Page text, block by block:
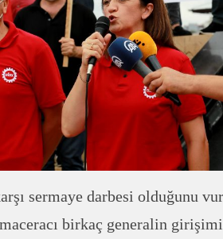
sermaye darbesi olduğunu
birkaç generalin